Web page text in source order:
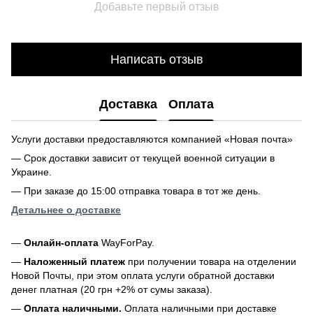
Добавьте первый отзыв
Написать отзыв
Доставка Оплата
Услуги доставки предоставляются компанией «Новая почта»
— Срок доставки зависит от текущей военной ситуации в
Украине.
— При заказе до 15:00 отправка товара в тот же день.
Детальнее о доставке
— Онлайн-оплата WayForPay.
— Наложенный платеж при получении товара на отделении
Новой Почты, при этом оплата услуги обратной доставки
денег платная (20 грн +2% от сумы заказа).
— Оплата наличными. Оплата наличными при доставке